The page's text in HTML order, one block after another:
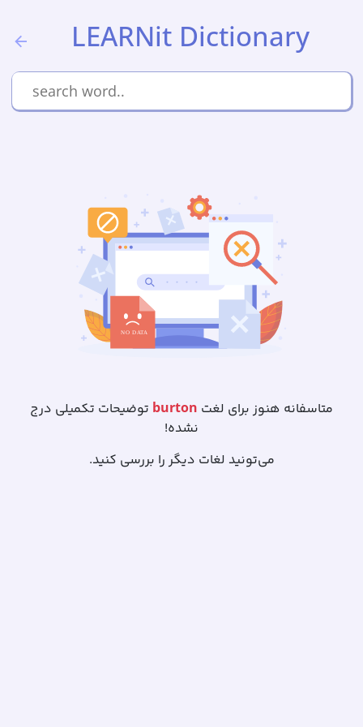
LEARNit Dictionary
متاسفانه هنوز برای لغت burton توضیحات تکمیلی درج
نشده!
می‌تونید لغات دیگر را بررسی کنید.